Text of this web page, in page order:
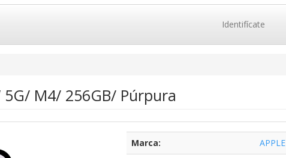
Identifícate
M4/ 256GB/ Púrpura
Marca:
APPLE